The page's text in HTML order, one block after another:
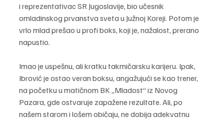
i reprezentativac SR Jugoslavije, bio učesnik
omladinskog prvanstva sveta u Južnoj Koreji. Potom je
vrlo mlad prešao u profi boks, koji je, nažalost, prerano
napustio.
Imao je uspešnu, ali kratku takmičarsku karijeru. Ipak,
Ibrović je ostao veran boksu, angažujući se kao trener,
na početku u matičnom BK „Mladost“ iz Novog
Pazara, gde ostvaruje zapažene rezultate. Ali, po
našem starom i lošem običaju, ne dobija adekvatnu